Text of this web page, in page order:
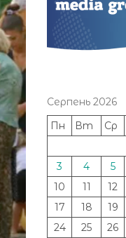
Серпень 2026
Пн
Вт Ср
3
4 5
10
11 12
17
18 19
24
25 26